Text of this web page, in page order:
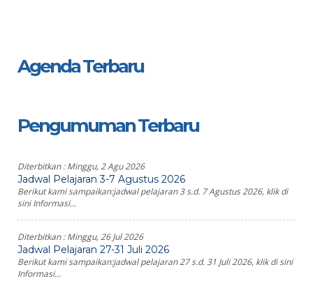
Agenda Terbaru
Pengumuman Terbaru
Diterbitkan :Minggu, 2 Agu 2026
Jadwal Pelajaran 3-7 Agustus 2026
Berikut kami sampaikan:jadwal pelajaran 3 s.d. 7 Agustus 2026, klik di
sini Informasi...
Diterbitkan :Minggu, 26 Jul 2026
Jadwal Pelajaran 27-31 Juli 2026
Berikut kami sampaikan:jadwal pelajaran 27 s.d. 31 Juli 2026, klik di sini
Informasi...